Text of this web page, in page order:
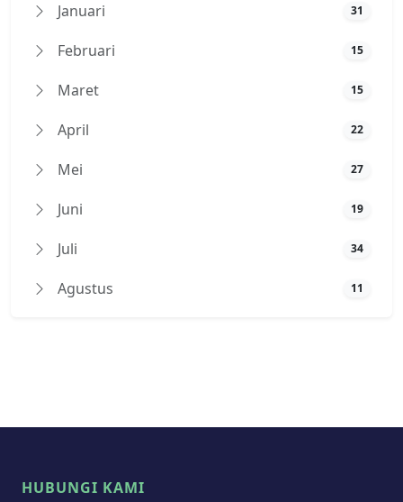
Januari 31
Februari 15
Maret 15
April 22
Mei 27
Juni 19
Juli 34
Agustus 11
HUBUNGI KAMI